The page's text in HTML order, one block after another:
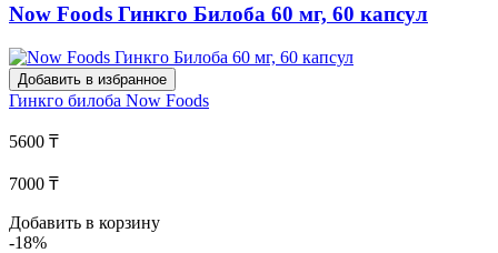
Now Foods Гинкго Билоба 60 мг, 60 капсул
Добавить в избранное
Гинкго билоба Now Foods
5600 ₸
7000 ₸
Добавить в корзину
-18%